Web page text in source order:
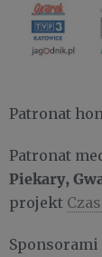
Patronat
Patronat
Piekary,
projekt
Sponsorami